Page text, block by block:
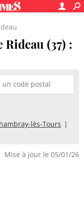
Rideau (37) :
lès-Tours
Mise à jour le 05/01/26